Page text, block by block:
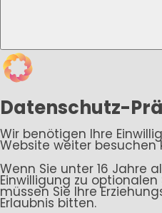
Datenschutz-
Wir benötigen Ihre
Website weiter besuchen
Wenn Sie unter 16 Jahre
Einwilligung zu
müssen Sie Ihre
Erlaubnis bitten.